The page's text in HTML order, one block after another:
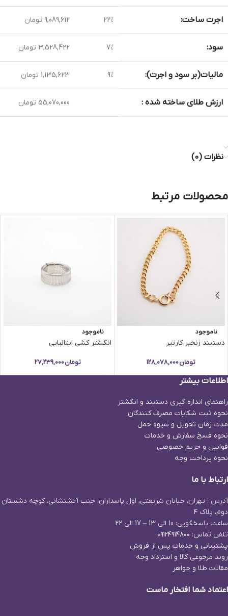
اجرت ساخت: 22% 9,089,612 تومان
سود: 7% 3,528,422 تومان
مالیات(بر سود و اجرت): 9% 1,135,623 تومان
ارزش طلای ساخته شده : 55,070,000 تومان
نظرات (0)
محصولات مرتبط
ناموجود
دستبند زنجیر کارتیر
تومان
ناموجود
انگشتر کشی ایتالیایی
تومان27,239,000
اطلاعات بیشتر
راهنمای اندازه گیری دستبند و انگشتر
نحوه ثبت شكايات مصرف كنندگان
مدت زمان تحويل و شیوه حمل
نحوه فسخ سفارش و خدمات
قوانین و حریم خصوصی
نحوه پرداخت وجه
ارتباط با ما
آدرس : تهران، خیابان شریعتی، اول پاسداران، جنب آتشنشانی، کوچه دشستان
دوم، پلاک ۴
ساعت پاسخگویی: 10 الی 13 – 17 الی 22
تلفن تماس: ۰۹۱۲۴۹۱۴۸۰۰
پشتیبانی و خدمات پس از فروش
روند مرجوعی کالا و استرداد وجه
مقالات طلا و جواهر
اعتماد شما افتخار ماست